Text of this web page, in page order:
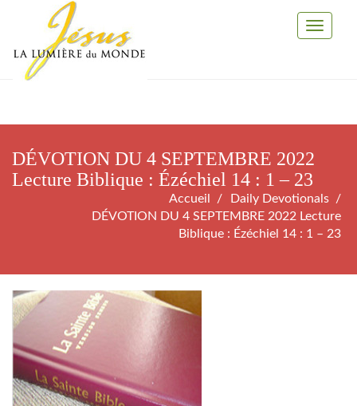
Toggle
DÉVOTION DU 4 SEPTEMBRE 2022
Lecture Biblique : Ézéchiel 14 : 1 – 23
Accueil
Daily Devotionals
DÉVOTION DU 4 SEPTEMBRE 2022 Lecture
Biblique : Ézéchiel 14 : 1 – 23